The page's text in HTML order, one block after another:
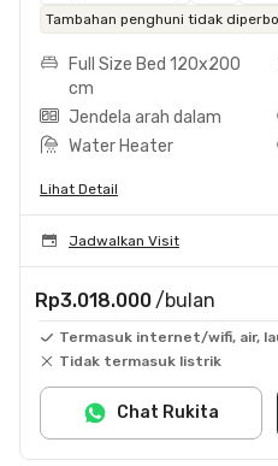
Tambahan penghuni tidak
Full Size Bed 120x200
cm
Jendela arah dalam
Water Heater
Lihat Detail
Jadwalkan Visit
Rp3.018.000 /bulan
Termasuk internet/wifi, air,
Tidak termasuk listrik
Chat Rukita